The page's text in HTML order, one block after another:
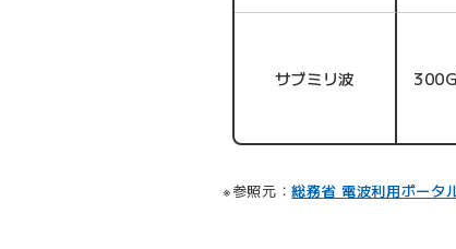
サブミリ波
参照元：総務省 電波利用ポータ